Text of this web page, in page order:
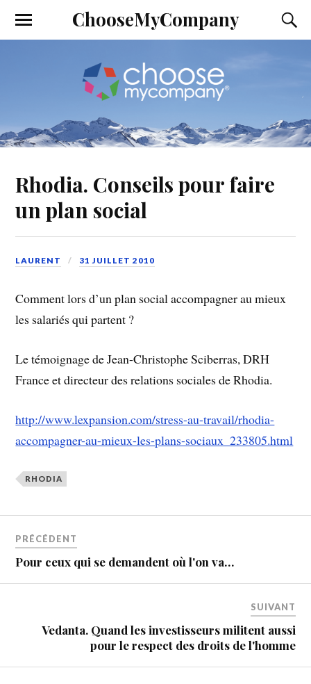
ChooseMyCompany
Rhodia. Conseils pour faire
un plan social
LAURENT 31 JUILLET 2010
Comment lors d’un plan social accompagner au mieux
les salariés qui partent ?
Le témoignage de Jean-Christophe Sciberras, DRH
France et directeur des relations sociales de Rhodia.
http://www.lexpansion.com/stress-au-travail/rhodia-
accompagner-au-mieux-les-plans-sociaux_233805.html
RHODIA
PRÉCÉDENT
Pour ceux qui se demandent où l'on va…
SUIVANT
Vedanta. Quand les investisseurs militent aussi
pour le respect des droits de l'homme